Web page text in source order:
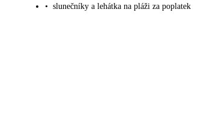
• slunečníky a lehátka na pláži za poplatek